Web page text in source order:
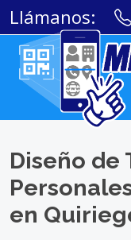
Llámanos:
Diseño de
en